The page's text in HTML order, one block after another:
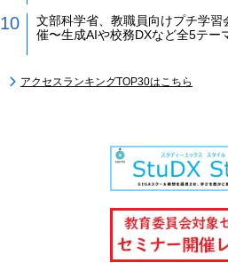
文部科学省、教職員向けプチ学習
催〜生成AIや校務DXなど全5テー
アクセスランキングTOP30はこちら